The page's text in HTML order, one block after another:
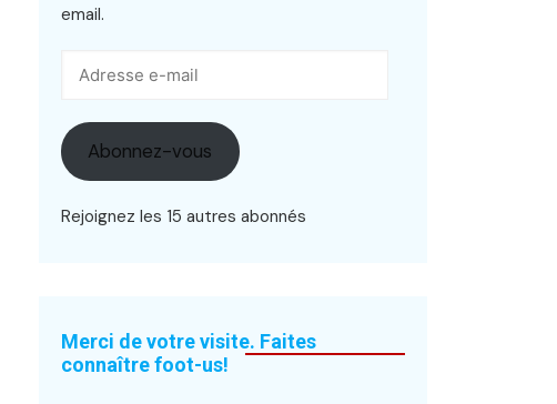
email.
Abonnez-vous
Rejoignez les 15 autres abonnés
Merci de votre visite. Faites
connaître foot-us!